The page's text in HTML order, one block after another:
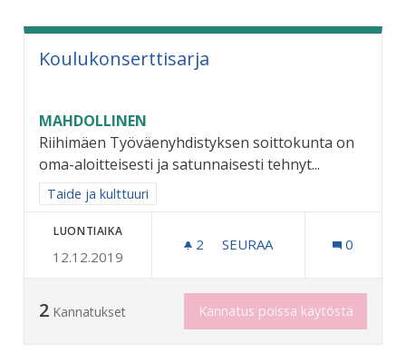
Koulukonserttisarja
MAHDOLLINEN
Riihimäen Työväenyhdistyksen soittokunta on
oma-aloitteisesti ja satunnaisesti tehnyt...
Rajaa tulokset aihepiirin mukaan: Taide ja kulttuuri
Taide ja kulttuuri
LUONTIAIKA
12.12.2019
2 2 SEURAAJAA
SEURAA 0
2 Kannatukset Kannatus poissa käytöstä